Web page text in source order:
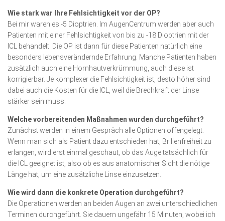
Wie stark war Ihre Fehlsichtigkeit vor der OP?
Bei mir waren es -5 Dioptrien. Im AugenCentrum werden aber auch
Patienten mit einer Fehlsichtigkeit von bis zu -18 Dioptrien mit der
ICL behandelt. Die OP ist dann für diese Patienten natürlich eine
besonders lebensverändernde Erfah­rung. Manche Patienten haben
zusätzlich auch eine Hornhaut­verkrümmung, auch diese ist
korrigierbar. Je komplexer die Fehlsichtigkeit ist, desto höher sind
dabei auch die Kosten für die ICL, weil die Brechkraft der Linse
stärker sein muss.
Welche vorbereitenden Maßnahmen wurden durchgeführt?
Zunächst werden in einem Gespräch alle Optionen offengelegt.
Wenn man sich als Patient dazu entschieden hat, Brillenfreiheit zu
erlangen, wird erst einmal geschaut, ob das Auge tatsächlich für
die ICL geeignet ist, also ob es aus anatomischer Sicht die nötige
Länge hat, um eine zusätzliche Linse einzusetzen.
Wie wird dann die konkrete Operation durchgeführt?
Die Operationen werden an beiden Augen an zwei unterschiedlichen
Terminen durchgeführt. Sie dauern ungefähr 15 Minuten, wobei ich